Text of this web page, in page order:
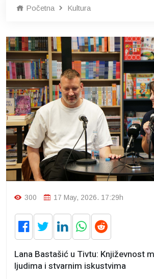
Početna Kultura
300 17 May, 2026. 17:29h
Lana Bastašić u Tivtu: Književnost
ljudima i stvarnim iskustvima